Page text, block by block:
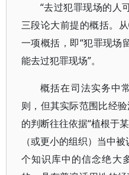
“去过犯罪现场的人
三段论大前提的概括
一项概括，即“犯罪现场
能去过犯罪现场”。
概括在司法实务中
则，但其实际范围比经
的判断往往依据“植根于
（或更小的组织）当中
个知识库中的信念绝大